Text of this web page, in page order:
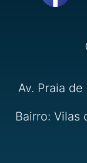
Av. Praia de
Bairro: Vilas